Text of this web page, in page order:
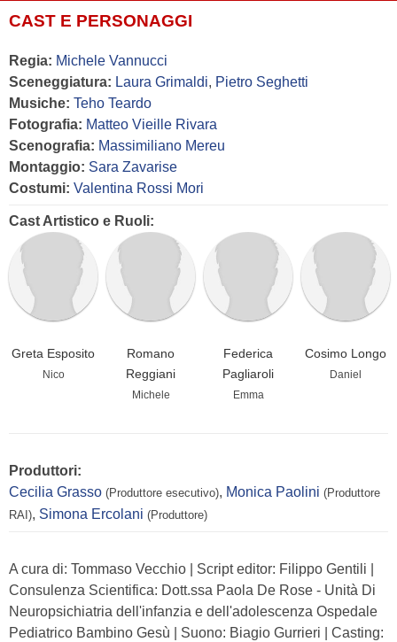
CAST E PERSONAGGI
Regia: Michele Vannucci
Sceneggiatura: Laura Grimaldi, Pietro Seghetti
Musiche: Teho Teardo
Fotografia: Matteo Vieille Rivara
Scenografia: Massimiliano Mereu
Montaggio: Sara Zavarise
Costumi: Valentina Rossi Mori
Cast Artistico e Ruoli:
Greta Esposito
Nico
Romano
Reggiani
Michele
Federica
Pagliaroli
Emma
Cosimo Longo
Daniel
Produttori:
Cecilia Grasso (Produttore esecutivo), Monica Paolini (Produttore
RAI), Simona Ercolani (Produttore)
A cura di: Tommaso Vecchio | Script editor: Filippo Gentili |
Consulenza Scientifica: Dott.ssa Paola De Rose - Unità Di
Neuropsichiatria dell'infanzia e dell'adolescenza Ospedale
Pediatrico Bambino Gesù | Suono: Biagio Gurrieri | Casting: